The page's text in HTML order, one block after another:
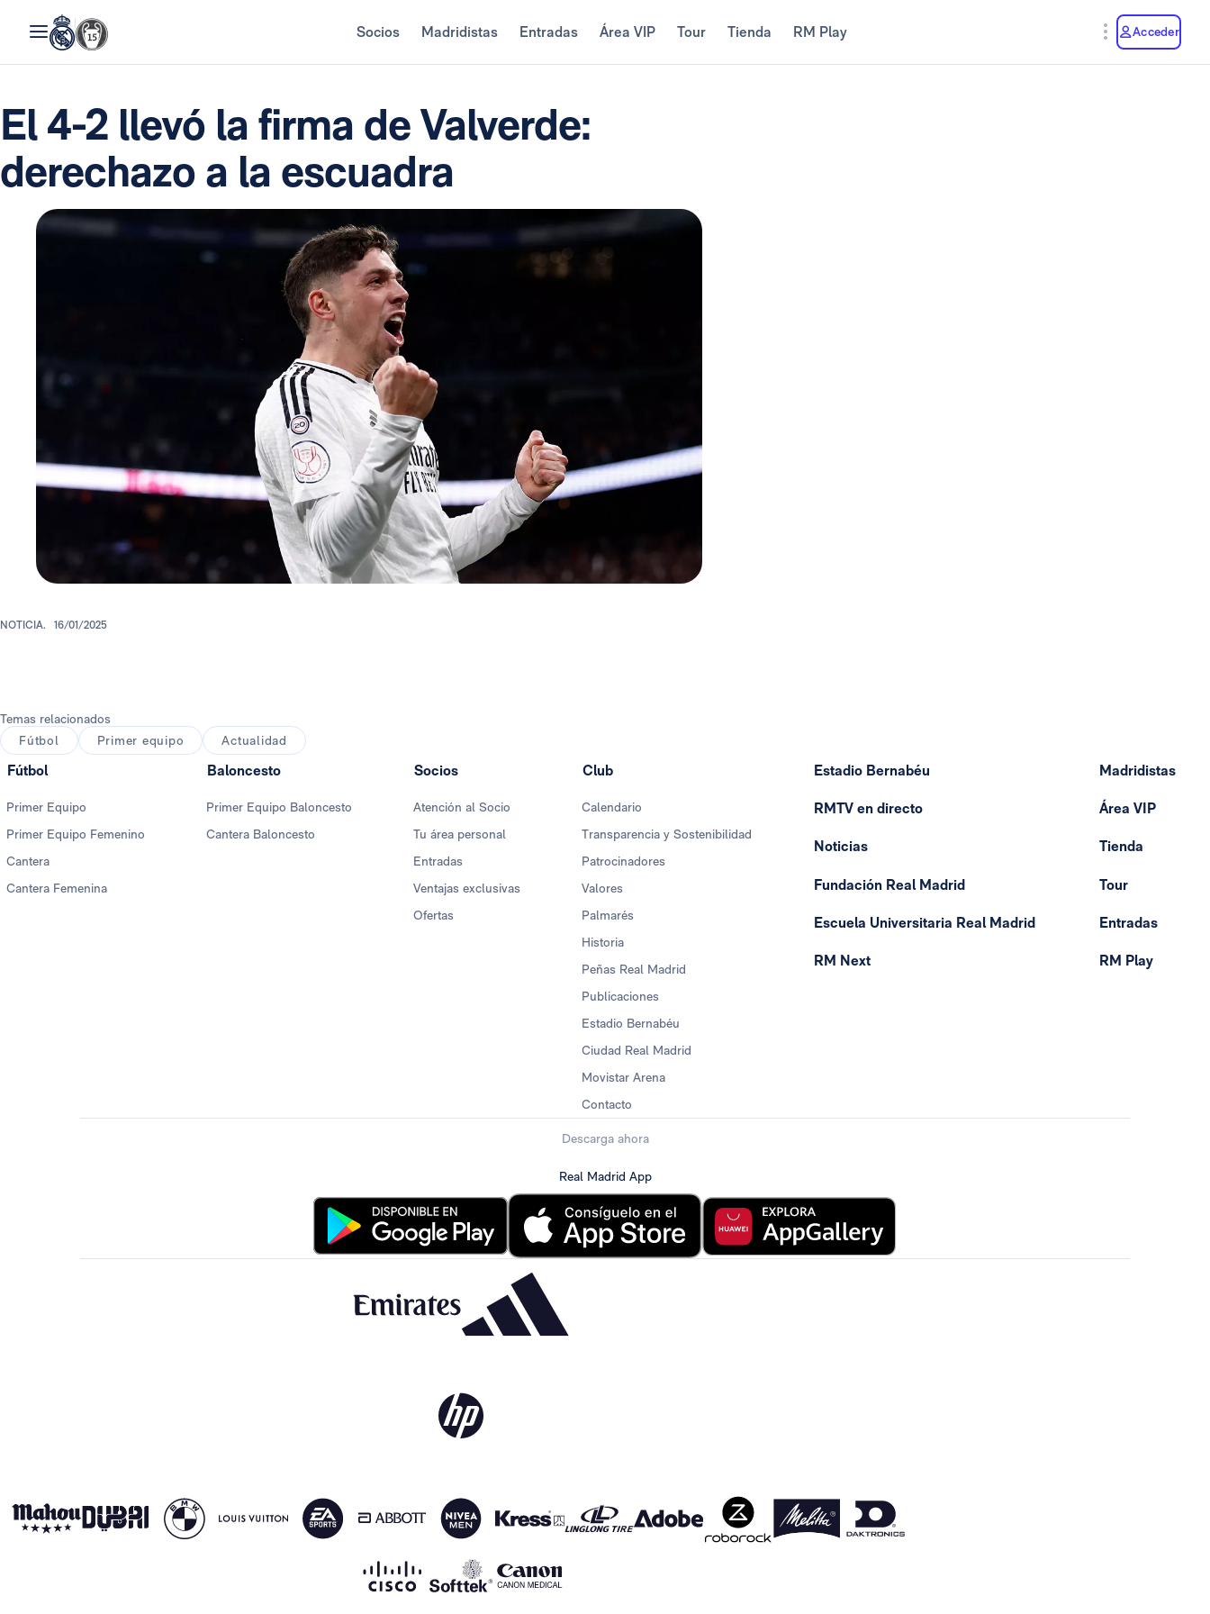
Socios Madridistas Entradas Área VIP Tour Tienda RM Play Acceder
El 4-2 llevó la firma de Valverde:
derechazo a la escuadra
NOTICIA. 16/01/2025
Temas relacionados
Fútbol
Primer equipo Actualidad
Fútbol
Primer Equipo
Primer Equipo Femenino
Cantera
Cantera Femenina
Baloncesto
Primer Equipo Baloncesto
Cantera Baloncesto
Socios
Atención al Socio
Tu área personal
Entradas
Ventajas exclusivas
Ofertas
Club
Calendario
Transparencia y Sostenibilidad
Patrocinadores
Valores
Palmarés
Historia
Peñas Real Madrid
Publicaciones
Estadio Bernabéu
Ciudad Real Madrid
Movistar Arena
Contacto
Estadio Bernabéu
RMTV en directo
Noticias
Fundación Real Madrid
Escuela Universitaria Real Madrid
RM Next
Madridistas
Área VIP
Tienda
Tour
Entradas
RM Play
Descarga ahora
Real Madrid App